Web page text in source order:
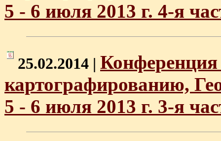
5 - 6 июля 2013 г. 4-я
25.02.2014 | Конференция
картографированию,
5 - 6 июля 2013 г. 3-я